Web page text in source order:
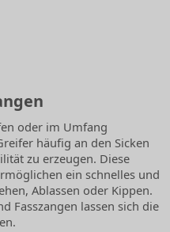
oder im Umfang
häufig an den Sicken
zu erzeugen. Diese
ein schnelles und
Ablassen oder Kippen.
Fasszangen lassen sich die